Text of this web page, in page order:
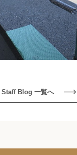
Staff Blog 一覧へ